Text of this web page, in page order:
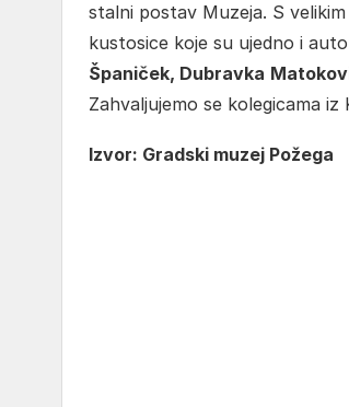
stalni postav Muzeja. S
kustosice koje su ujedno i
Španiček, Dubravka
Zahvaljujemo se kolegicama
Izvor: Gradski muzej Požega